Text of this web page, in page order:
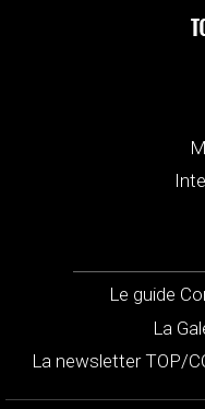
Le guide
La
La newsletter TOP/